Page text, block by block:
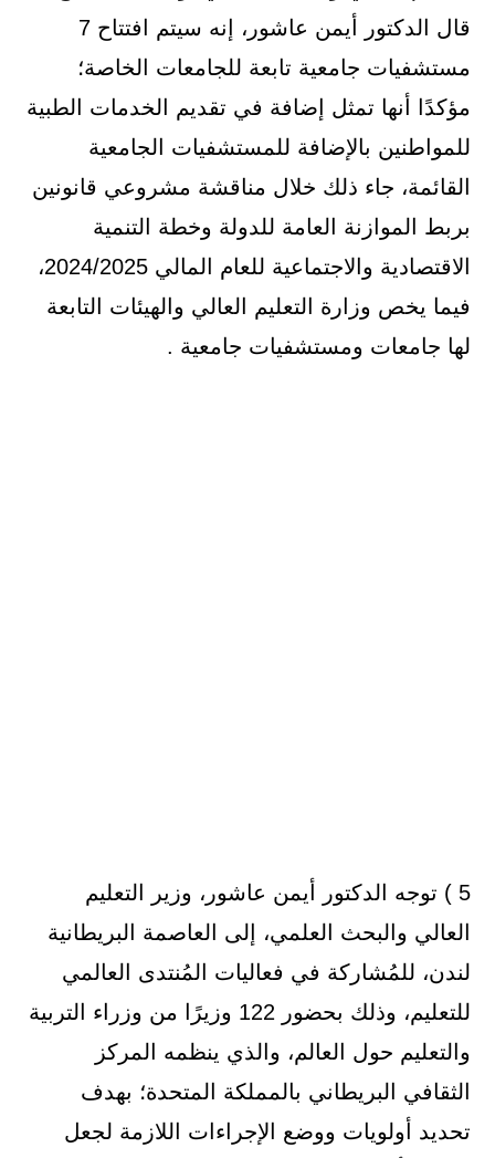
قال الدكتور أيمن عاشور، إنه سيتم افتتاح 7
مستشفيات جامعية تابعة للجامعات الخاصة؛
مؤكدًا أنها تمثل إضافة في تقديم الخدمات الطبية
للمواطنين بالإضافة للمستشفيات الجامعية
القائمة، جاء ذلك خلال مناقشة مشروعي قانونين
بربط الموازنة العامة للدولة وخطة التنمية
الاقتصادية والاجتماعية للعام المالي 2024/2025،
فيما يخص وزارة التعليم العالي والهيئات التابعة
لها جامعات ومستشفيات جامعية .
5 ) توجه الدكتور أيمن عاشور، وزير التعليم
العالي والبحث العلمي، إلى العاصمة البريطانية
لندن، للمُشاركة في فعاليات المُنتدى العالمي
للتعليم، وذلك بحضور 122 وزيرًا من وزراء التربية
والتعليم حول العالم، والذي ينظمه المركز
الثقافي البريطاني بالمملكة المتحدة؛ بهدف
تحديد أولويات ووضع الإجراءات اللازمة لجعل